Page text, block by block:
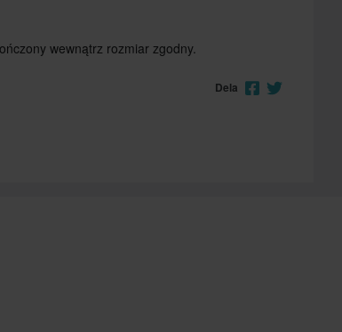
wewnątrz rozmiar zgodny.
Dela